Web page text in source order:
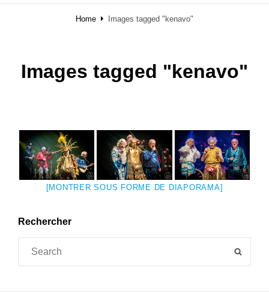
Home Images tagged "kenavo"
Images tagged "kenavo"
[MONTRER SOUS FORME DE DIAPORAMA]
Rechercher